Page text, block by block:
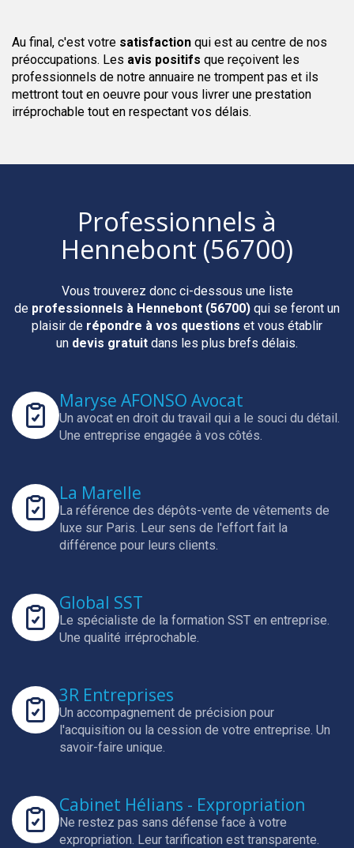
Au final, c'est votre satisfaction qui est au centre de nos
préoccupations. Les avis positifs que reçoivent les
professionnels de notre annuaire ne trompent pas et ils
mettront tout en oeuvre pour vous livrer une prestation
irréprochable tout en respectant vos délais.
Professionnels à
Hennebont (56700)
Vous trouverez donc ci-dessous une liste
de professionnels à Hennebont (56700) qui se feront un
plaisir de répondre à vos questions et vous établir
un devis gratuit dans les plus brefs délais.
Maryse AFONSO Avocat
Un avocat en droit du travail qui a le souci du détail.
Une entreprise engagée à vos côtés.
La Marelle
La référence des dépôts-vente de vêtements de
luxe sur Paris. Leur sens de l'effort fait la
différence pour leurs clients.
Global SST
Le spécialiste de la formation SST en entreprise.
Une qualité irréprochable.
3R Entreprises
Un accompagnement de précision pour
l'acquisition ou la cession de votre entreprise. Un
savoir-faire unique.
Cabinet Hélians - Expropriation
Ne restez pas sans défense face à votre
expropriation. Leur tarification est transparente.